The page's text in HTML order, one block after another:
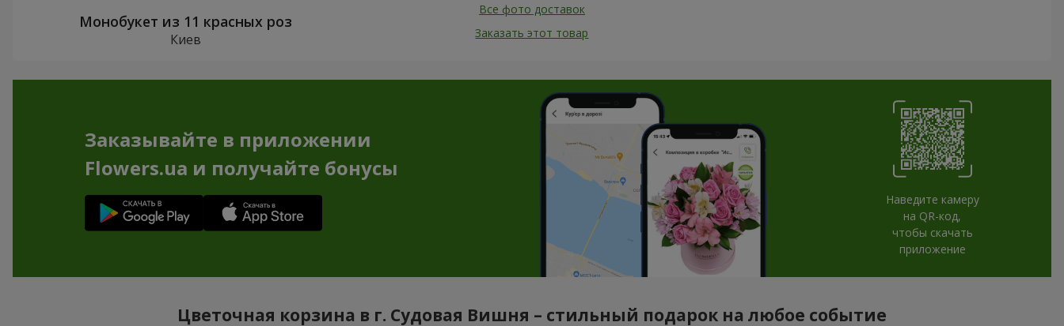
Монобукет из 11 красных роз
Киев
Все фото доставок
Заказать этот товар
Заказывайте в приложении
Flowers.ua и получайте бонусы
Наведите камеру
на QR-код,
чтобы скачать
приложение
Цветочная корзина в г. Судовая Вишня – стильный подарок на любое событие